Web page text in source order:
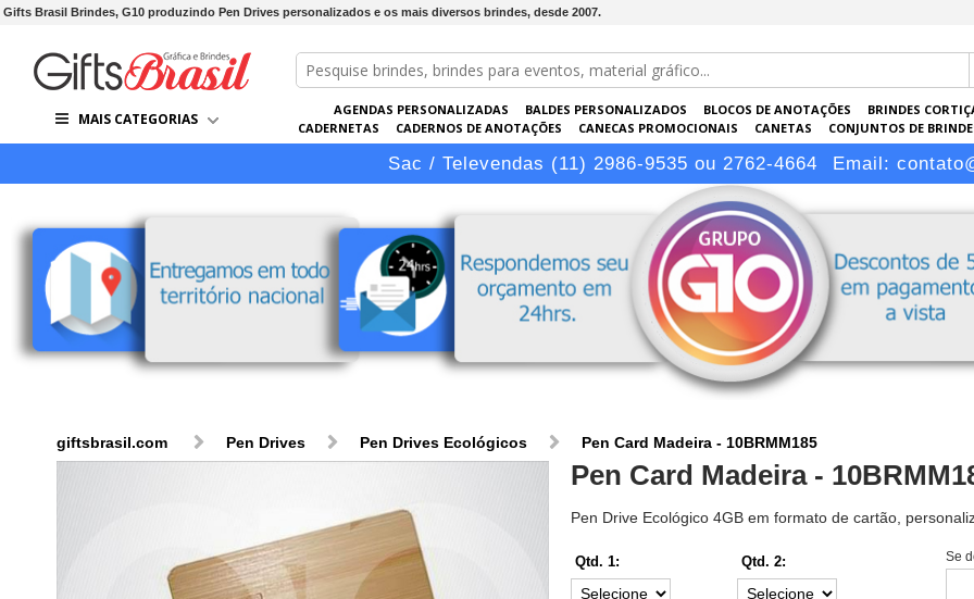
Gifts Brasil Brindes, G10 produzindo Pen Drives personalizados e os mais diversos brindes, desde 2007.
MAIS CATEGORIAS
AGENDAS PERSONALIZADAS BALDES PERSONALIZADOS BLOCOS DE ANOTAÇÕES BRINDES
CADERNETAS
CADERNOS DE ANOTAÇÕES CANECAS PROMOCIONAIS CANETAS CONJUNTOS DE
LÁPIS
LINHA VIP PASTAS KRAFT PASTAS PERSONALIZADAS PEN DRIVES PORTA-CARTÕES
Sac / Televendas (11) 2986-9535 ou 2762-4664 Email:
giftsbrasil.com Pen Drives Pen Drives Ecológicos Pen Card Madeira - 10BRMM185
Pen Card Madeira -
Pen Drive Ecológico 4GB em formato de cartão,
Qtd. 1: Qtd. 2: Se